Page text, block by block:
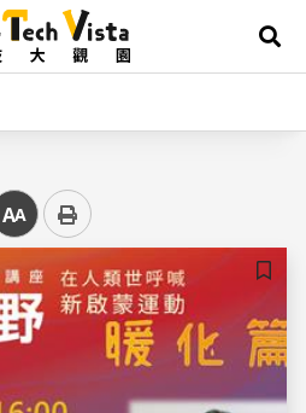
展
中
儲存